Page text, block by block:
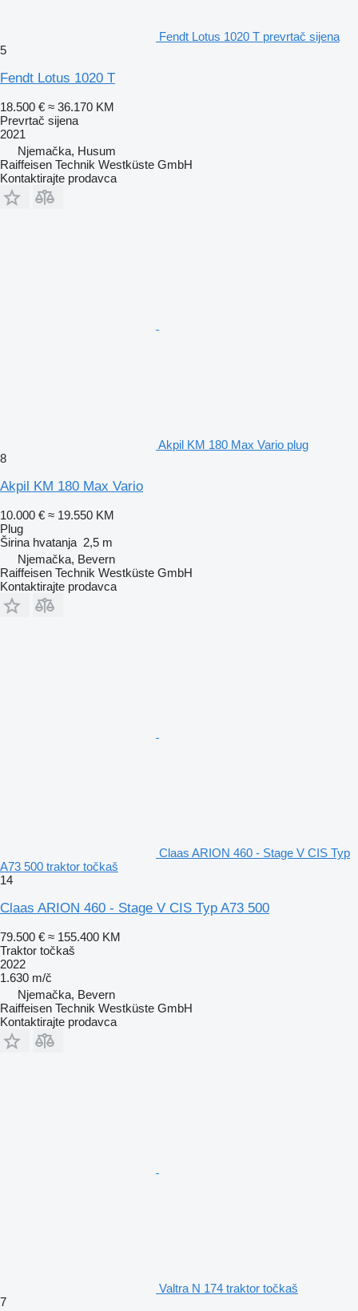
Fendt Lotus 1020 T prevrtač sijena
5
Fendt Lotus 1020 T
18.500 € ≈ 36.170 KM
Prevrtač sijena
2021
Njemačka, Husum
Raiffeisen Technik Westküste GmbH
Kontaktirajte prodavca
Akpil KM 180 Max Vario plug
8
Akpil KM 180 Max Vario
10.000 € ≈ 19.550 KM
Plug
Širina hvatanja 2,5 m
Njemačka, Bevern
Raiffeisen Technik Westküste GmbH
Kontaktirajte prodavca
Claas ARION 460 - Stage V CIS Typ
A73 500 traktor točkaš
14
Claas ARION 460 - Stage V CIS Typ A73 500
79.500 € ≈ 155.400 KM
Traktor točkaš
2022
1.630 m/č
Njemačka, Bevern
Raiffeisen Technik Westküste GmbH
Kontaktirajte prodavca
Valtra N 174 traktor točkaš
7